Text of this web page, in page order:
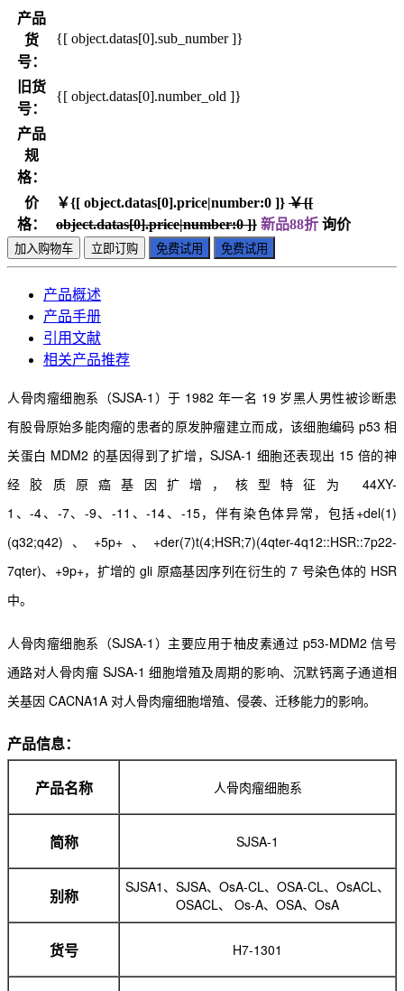
产品
货
号：
{[ object.datas[0].sub_number ]}
旧货
号：
{[ object.datas[0].number_old ]}
产品
规
格：
价
格：
￥{[ object.datas[0].price|number:0 ]} ￥{[
object.datas[0].price|number:0 ]} 新品88折 询价
加入购物车 立即订购 免费试用 免费试用
产品概述
产品手册
引用文献
相关产品推荐
人骨肉瘤细胞系（SJSA-1）于 1982 年一名 19 岁黑人男性被诊断患
有股骨原始多能肉瘤的患者的原发肿瘤建立而成，该细胞编码 p53 相
关蛋白 MDM2 的基因得到了扩增，SJSA-1 细胞还表现出 15 倍的神
经胶质原癌基因扩增，核型特征为 44XY-
1、-4、-7、-9、-11、-14、-15，伴有染色体异常，包括+del(1)
(q32;q42)、+5p+、+der(7)t(4;HSR;7)(4qter-4q12::HSR::7p22-
7qter)、+9p+，扩增的 gli 原癌基因序列在衍生的 7 号染色体的 HSR
中。
人骨肉瘤细胞系（SJSA-1）主要应用于柚皮素通过 p53-MDM2 信号
通路对人骨肉瘤 SJSA-1 细胞增殖及周期的影响、沉默钙离子通道相
关基因 CACNA1A 对人骨肉瘤细胞增殖、侵袭、迁移能力的影响。
产品信息：
产品名称 人骨肉瘤细胞系
简称 SJSA-1
别称
SJSA1、SJSA、OsA-CL、OSA-CL、OsACL、
OSACL、 Os-A、OSA、OsA
货号 H7-1301